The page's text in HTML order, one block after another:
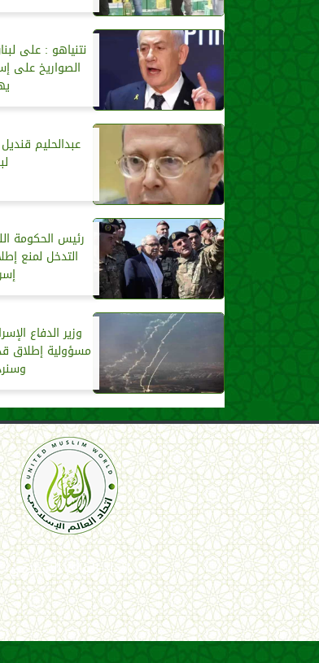
نتنياهو : على
الصواريخ على
عبدالحليم
رئيس الحكومة
التدخل لمنع
وزير الدفاع
مسؤولية إطلاق
اتحاد العالم الإسلامي